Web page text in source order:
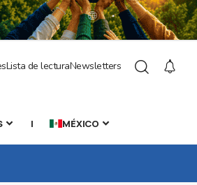
Lista de lecturaNewsletters
| MÉXICO